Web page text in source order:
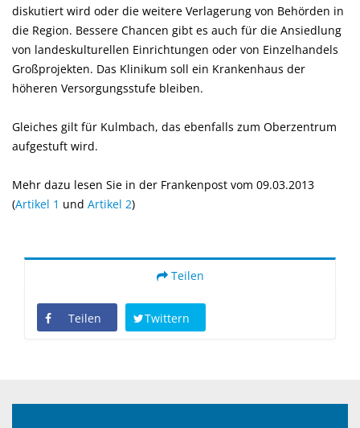
diskutiert wird oder die weitere Verlagerung von Behörden in
die Region. Bessere Chancen gibt es auch für die Ansiedlung
von landeskulturellen Einrichtungen oder von Einzelhandels
Großprojekten. Das Klinikum soll ein Krankenhaus der
höheren Versorgungsstufe bleiben.
Gleiches gilt für Kulmbach, das ebenfalls zum Oberzentrum
aufgestuft wird.
Mehr dazu lesen Sie in der Frankenpost vom 09.03.2013
(Artikel 1 und Artikel 2)
Teilen
Teilen Twittern